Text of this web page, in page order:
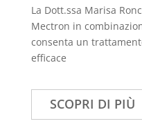
La Dott.ssa Marisa
Mectron in
consenta un
efficace
SCOPRI DI PIÙ